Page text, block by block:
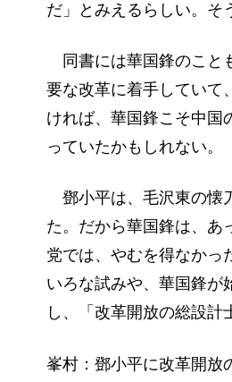
だ」とみえるらしい。そ
同書には華国鋒のこと
要な改革に着手していて
ければ、華国鋒こそ中国
っていたかもしれない。
鄧小平は、毛沢東の懐
た。だから華国鋒は、あ
党では、やむを得なかっ
いろな試みや、華国鋒が
し、「改革開放の総設計
峯村：鄧小平に改革開放